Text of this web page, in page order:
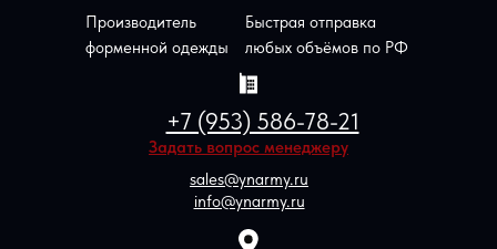
+7 (953) 586-78-21
sales@ynarmy.ru
info@ynarmy.ru
Задать вопрос менеджеру
Быстрая отправка
любых объёмов по РФ
Производитель
форменной одежды